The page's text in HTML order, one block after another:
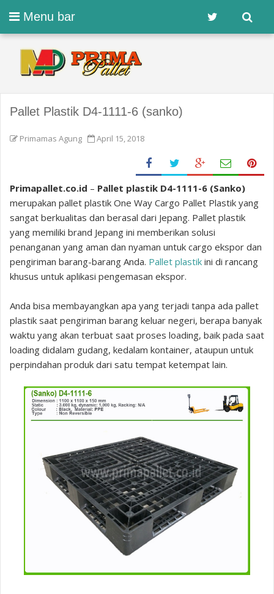
Menu bar
Pallet Plastik D4-1111-6 (sanko)
Primamas Agung April 15, 2018
Primapallet.co.id – Pallet plastik D4-1111-6 (Sanko)
merupakan pallet plastik One Way Cargo Pallet Plastik yang
sangat berkualitas dan berasal dari Jepang. Pallet plastik
yang memiliki brand Jepang ini memberikan solusi
penanganan yang aman dan nyaman untuk cargo ekspor dan
pengiriman barang-barang Anda. Pallet plastik ini di rancang
khusus untuk aplikasi pengemasan ekspor.
Anda bisa membayangkan apa yang terjadi tanpa ada pallet
plastik saat pengiriman barang keluar negeri, berapa banyak
waktu yang akan terbuat saat proses loading, baik pada saat
loading didalam gudang, kedalam kontainer, ataupun untuk
perpindahan produk dari satu tempat ketempat lain.